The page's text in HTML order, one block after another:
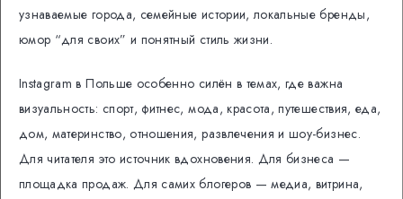
узнаваемые города, семейные истории, локальные бренды,
юмор “для своих” и понятный стиль жизни.
Instagram в Польше особенно силён в темах, где важна
визуальность: спорт, фитнес, мода, красота, путешествия, еда,
дом, материнство, отношения, развлечения и шоу-бизнес.
Для читателя это источник вдохновения. Для бизнеса —
площадка продаж. Для самих блогеров — медиа, витрина,